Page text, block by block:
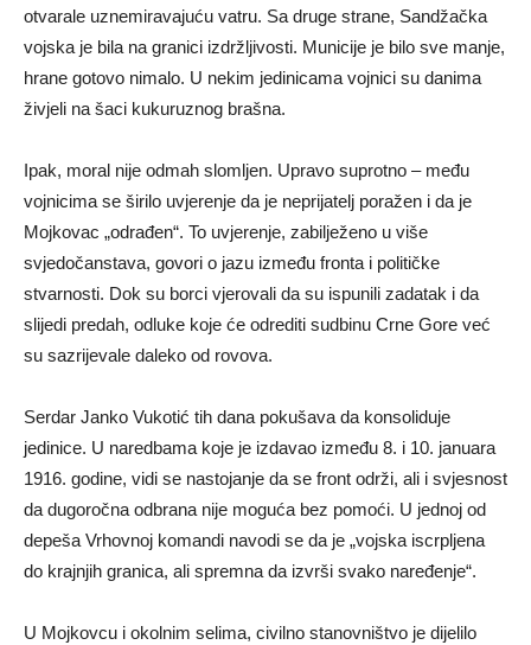
otvarale uznemiravajuću vatru. Sa druge strane, Sandžačka
vojska je bila na granici izdržljivosti. Municije je bilo sve manje,
hrane gotovo nimalo. U nekim jedinicama vojnici su danima
živjeli na šaci kukuruznog brašna.
Ipak, moral nije odmah slomljen. Upravo suprotno – među
vojnicima se širilo uvjerenje da je neprijatelj poražen i da je
Mojkovac „odrađen“. To uvjerenje, zabilježeno u više
svjedočanstava, govori o jazu između fronta i političke
stvarnosti. Dok su borci vjerovali da su ispunili zadatak i da
slijedi predah, odluke koje će odrediti sudbinu Crne Gore već
su sazrijevale daleko od rovova.
Serdar Janko Vukotić tih dana pokušava da konsoliduje
jedinice. U naredbama koje je izdavao između 8. i 10. januara
1916. godine, vidi se nastojanje da se front održi, ali i svjesnost
da dugoročna odbrana nije moguća bez pomoći. U jednoj od
depeša Vrhovnoj komandi navodi se da je „vojska iscrpljena
do krajnjih granica, ali spremna da izvrši svako naređenje“.
U Mojkovcu i okolnim selima, civilno stanovništvo je dijelilo